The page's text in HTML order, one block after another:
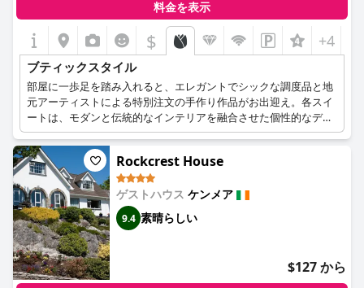
料金を表示
$ +4
ブティックスタイル
部屋に一歩足を踏み入れると、エレガントでシックな調度品と地
元アーティストによる特別注文の手作り作品がお出迎え。各スイ
ートは、モダンと伝統的なインテリアを融合させた個性的なデザ
インで、ユニークな体験をお届けします。バスルームも同様に、
パワーシャワー、深めのバスタブ、床暖房、デミスター・ミラー
など、お客様の快適さを追求しています。
Rockcrest House
ゲストハウス ケンメア
9.4 素晴らしい
$127 から